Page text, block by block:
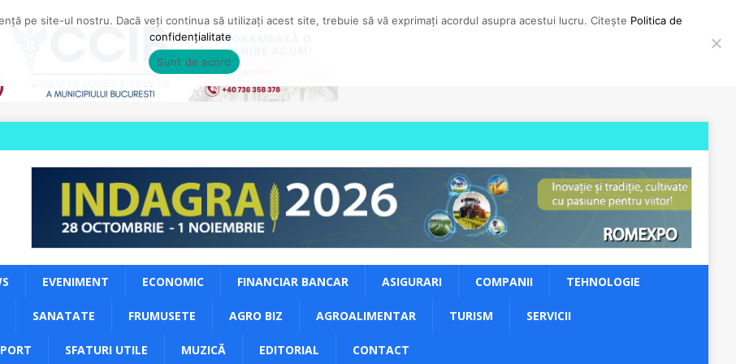
EVENIMENT ECONOMIC FINANCIAR BANCAR ASIGURARI COMPANII TEHNOLOGIE
SANATATE FRUMUSETE AGRO BIZ AGROALIMENTAR TURISM SERVICII
SFATURI UTILE MUZICĂ EDITORIAL CONTACT
pe site-ul nostru. Dacă veți continua să utilizați acest site, trebuie să vă exprimați acordul asupra acestui lucru. Citește Politica de
confidențialitate
Sunt de acord